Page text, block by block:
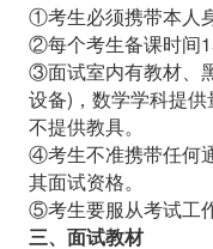
①考生必须携带本人
②每个考生备课时间
③面试室内有教材、
设备)，数学学科提
不提供教具。
④考生不准携带任何
其面试资格。
⑤考生要服从考试工
三、面试教材